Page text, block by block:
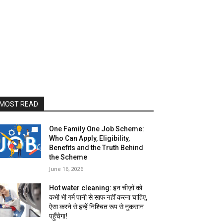
READ
One Family One Job Scheme:
Who Can Apply, Eligibility,
Benefits and the Truth Behind
the Scheme
June 16, 2026
Hot water cleaning: इन चीज़ों को
कभी भी गर्म पानी से साफ नहीं करना चाहिए,
ऐसा करने से इन्हें निश्चित रूप से नुकसान
पहुँचेगा!